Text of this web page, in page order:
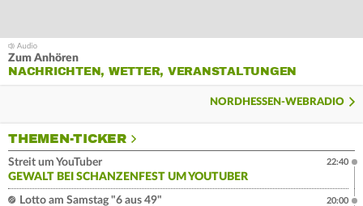
Zum Anhören
NACHRICHTEN, WETTER, VERANSTALTUNGEN
NORDHESSEN-WEBRADIO
THEMEN-TICKER
Streit um YouTuber
GEWALT BEI SCHANZENFEST UM YOUTUBER
22:40
Lotto am Samstag "6 aus 49"
20:00